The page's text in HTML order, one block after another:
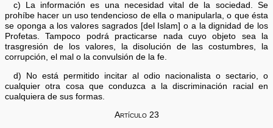
c) La información es una necesidad vital de la sociedad. Se
prohíbe hacer un uso tendencioso de ella o manipularla, o que ésta
se oponga a los valores sagrados [del Islam] o a la dignidad de los
Profetas. Tampoco podrá practicarse nada cuyo objeto sea la
trasgresión de los valores, la disolución de las costumbres, la
corrupción, el mal o la convulsión de la fe.
d) No está permitido incitar al odio nacionalista o sectario, o
cualquier otra cosa que conduzca a la discriminación racial en
cualquiera de sus formas.
Artículo 23